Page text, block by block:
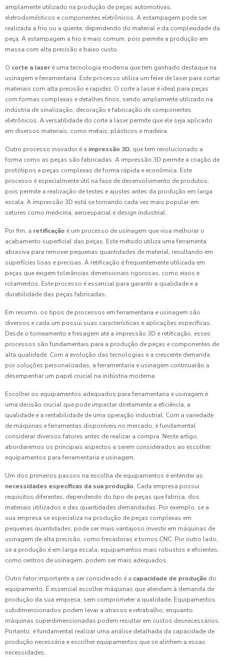
amplamente utilizado na produção de peças automotivas,
eletrodomésticos e componentes eletrônicos. A estampagem pode ser
realizada a frio ou a quente, dependendo do material e da complexidade da
peça. A estampagem a frio é mais comum, pois permite a produção em
massa com alta precisão e baixo custo.
O corte a laser é uma tecnologia moderna que tem ganhado destaque na
usinagem e ferramentaria. Este processo utiliza um feixe de laser para cortar
materiais com alta precisão e rapidez. O corte a laser é ideal para peças
com formas complexas e detalhes finos, sendo amplamente utilizado na
indústria de sinalização, decoração e fabricação de componentes
eletrônicos. A versatilidade do corte a laser permite que ele seja aplicado
em diversos materiais, como metais, plásticos e madeira.
Outro processo inovador é a impressão 3D, que tem revolucionado a
forma como as peças são fabricadas. A impressão 3D permite a criação de
protótipos e peças complexas de forma rápida e econômica. Este
processo é especialmente útil na fase de desenvolvimento de produtos,
pois permite a realização de testes e ajustes antes da produção em larga
escala. A impressão 3D está se tornando cada vez mais popular em
setores como medicina, aeroespacial e design industrial.
Por fim, a retificação é um processo de usinagem que visa melhorar o
acabamento superficial das peças. Este método utiliza uma ferramenta
abrasiva para remover pequenas quantidades de material, resultando em
superfícies lisas e precisas. A retificação é frequentemente utilizada em
peças que exigem tolerâncias dimensionais rigorosas, como eixos e
rolamentos. Este processo é essencial para garantir a qualidade e a
durabilidade das peças fabricadas.
Em resumo, os tipos de processos em ferramentaria e usinagem são
diversos e cada um possui suas características e aplicações específicas.
Desde o torneamento e fresagem até a impressão 3D e retificação, esses
processos são fundamentais para a produção de peças e componentes de
alta qualidade. Com a evolução das tecnologias e a crescente demanda
por soluções personalizadas, a ferramentaria e usinagem continuarão a
desempenhar um papel crucial na indústria moderna.
Escolher os equipamentos adequados para ferramentaria e usinagem é
uma decisão crucial que pode impactar diretamente a eficiência, a
qualidade e a rentabilidade de uma operação industrial. Com a variedade
de máquinas e ferramentas disponíveis no mercado, é fundamental
considerar diversos fatores antes de realizar a compra. Neste artigo,
abordaremos os principais aspectos a serem considerados ao escolher
equipamentos para ferramentaria e usinagem.
Um dos primeiros passos na escolha de equipamentos é entender as
necessidades específicas da sua produção. Cada empresa possui
requisitos diferentes, dependendo do tipo de peças que fabrica, dos
materiais utilizados e das quantidades demandadas. Por exemplo, se a
sua empresa se especializa na produção de peças complexas em
pequenas quantidades, pode ser mais vantajoso investir em máquinas de
usinagem de alta precisão, como fresadoras e tornos CNC. Por outro lado,
se a produção é em larga escala, equipamentos mais robustos e eficientes,
como centros de usinagem, podem ser mais adequados.
Outro fator importante a ser considerado é a capacidade de produção do
equipamento. É essencial escolher máquinas que atendam à demanda de
produção da sua empresa, sem comprometer a qualidade. Equipamentos
subdimensionados podem levar a atrasos e retrabalho, enquanto
máquinas superdimensionadas podem resultar em custos desnecessários.
Portanto, é fundamental realizar uma análise detalhada da capacidade de
produção necessária e escolher equipamentos que se alinhem a essas
necessidades.